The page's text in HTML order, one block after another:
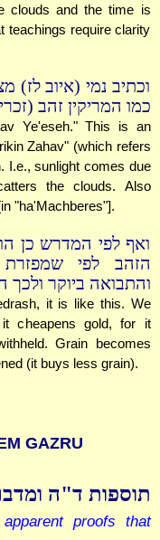
clouds and the time is
teachings require clarity
וכתיב נמי (איוב לז)
כמו המריקין זהב
Ye'eseh." This is an
Zahav" (which refers
I.e., sunlight comes due
the clouds. Also
"ha'Machberes"].
ואף לפי המדרש כן
הזהב לפי
והתבואה ביוקר ולכך
it is like this. We
cheapens gold, for it
Grain becomes
(it buys less grain).
GAZRU
תוספות ד"ה
proofs that